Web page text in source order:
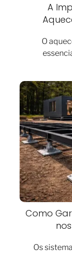
A
O
Como
Os